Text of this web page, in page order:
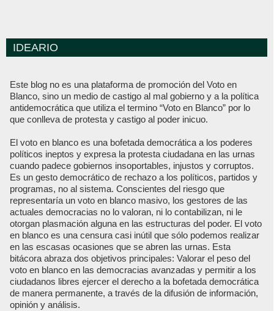
IDEARIO
Este blog no es una plataforma de promoción del Voto en
Blanco, sino un medio de castigo al mal gobierno y a la política
antidemocrática que utiliza el termino “Voto en Blanco” por lo
que conlleva de protesta y castigo al poder inicuo.
El voto en blanco es una bofetada democrática a los poderes
políticos ineptos y expresa la protesta ciudadana en las urnas
cuando padece gobiernos insoportables, injustos y corruptos.
Es un gesto democrático de rechazo a los políticos, partidos y
programas, no al sistema. Conscientes del riesgo que
representaría un voto en blanco masivo, los gestores de las
actuales democracias no lo valoran, ni lo contabilizan, ni le
otorgan plasmación alguna en las estructuras del poder. El voto
en blanco es una censura casi inútil que sólo podemos realizar
en las escasas ocasiones que se abren las urnas. Esta
bitácora abraza dos objetivos principales: Valorar el peso del
voto en blanco en las democracias avanzadas y permitir a los
ciudadanos libres ejercer el derecho a la bofetada democrática
de manera permanente, a través de la difusión de información,
opinión y análisis.